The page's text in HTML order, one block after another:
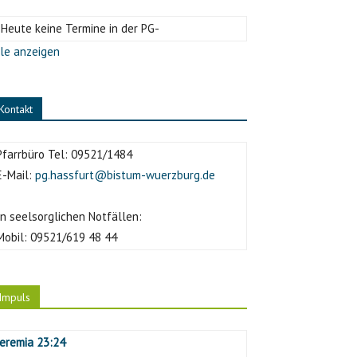
keine Termine in der PG-
anzeigen
Tel: 09521/1484
Mail: pg.hassfurt@bistum-wuerzburg.de
seelsorglichen Notfällen:
09521/619 48 44
23:24